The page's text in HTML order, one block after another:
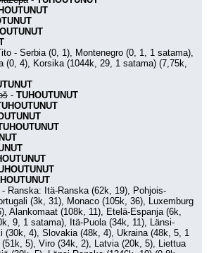
- Serbia (0, 1), Montenegro (0, 1, 1 satama),
(0, 4), Korsika (1044k, 29, 1 satama) (7,75k,
- TUHOUTUNUT
- Ranska: Itä-Ranska (62k, 19), Pohjois-
(3k, 31), Monaco (105k, 36), Luxemburg
Alankomaat (108k, 11), Etelä-Espanja (6k,
9, 1 satama), Itä-Puola (34k, 11), Länsi-
(30k, 4), Slovakia (48k, 4), Ukraina (48k, 5, 1
5), Viro (34k, 2), Latvia (20k, 5), Liettua